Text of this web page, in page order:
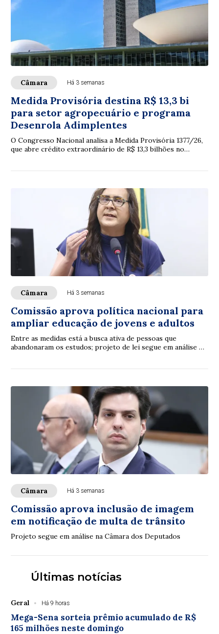
Câmara Há 3 semanas
Medida Provisória destina R$ 13,3 bi
para setor agropecuário e programa
Desenrola Adimplentes
O Congresso Nacional analisa a Medida Provisória 1377/26,
que abre crédito extraordinário de R$ 13,3 bilhões no
Câmara Há 3 semanas
Comissão aprova política nacional para
ampliar educação de jovens e adultos
Entre as medidas está a busca ativa de pessoas que
abandonaram os estudos; projeto de lei segue em análise na
Câmara Há 3 semanas
Comissão aprova inclusão de imagem
em notificação de multa de trânsito
Projeto segue em análise na Câmara dos Deputados
Últimas notícias
Geral Há 9 horas
Mega-Sena sorteia prêmio acumulado de R$
165 milhões neste domingo